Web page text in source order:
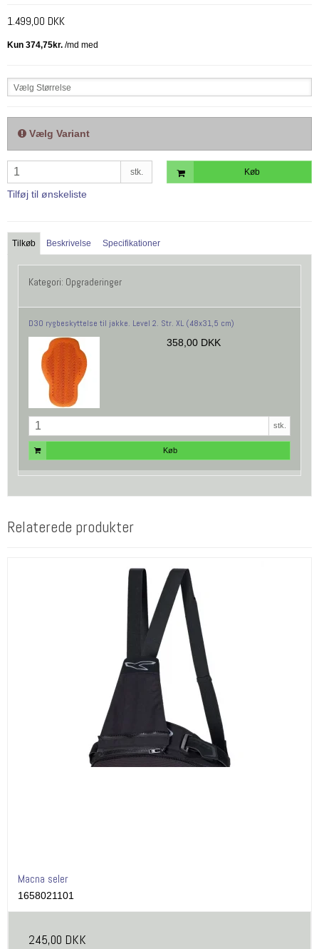
1.499,00 DKK
Vælg Størrelse
Vælg Variant
stk. Køb
Tilføj til ønskeliste
Tilkøb Beskrivelse Specifikationer
Kategori: Opgraderinger
D3O rygbeskyttelse til jakke. Level 2. Str. XL (48x31,5 cm)
358,00 DKK
stk.
Køb
Relaterede produkter
Macna seler
1658021101
245,00 DKK